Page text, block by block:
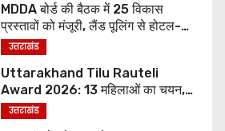
MDDA बोर्ड की बैठक में 25 विकास
प्रस्तावों को मंजूरी, लैंड पूलिंग से होटल-
पर्यटन परियोजनाओं को मिलेगी रफ्तार
उत्तराखंड
Uttarakhand Tilu Rauteli
Award 2026: 13 महिलाओं का चयन,
8 अगस्त को सीएम धामी करेंगे सम्मानित
उत्तराखंड